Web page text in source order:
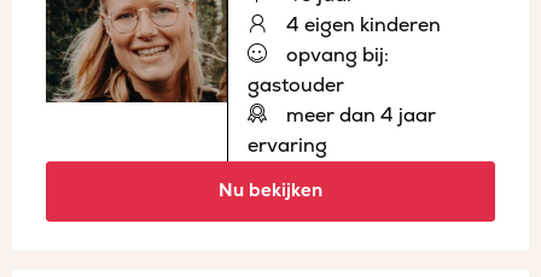
4 eigen kinderen
opvang bij:
gastouder
meer dan 4 jaar
ervaring
Nu bekijken